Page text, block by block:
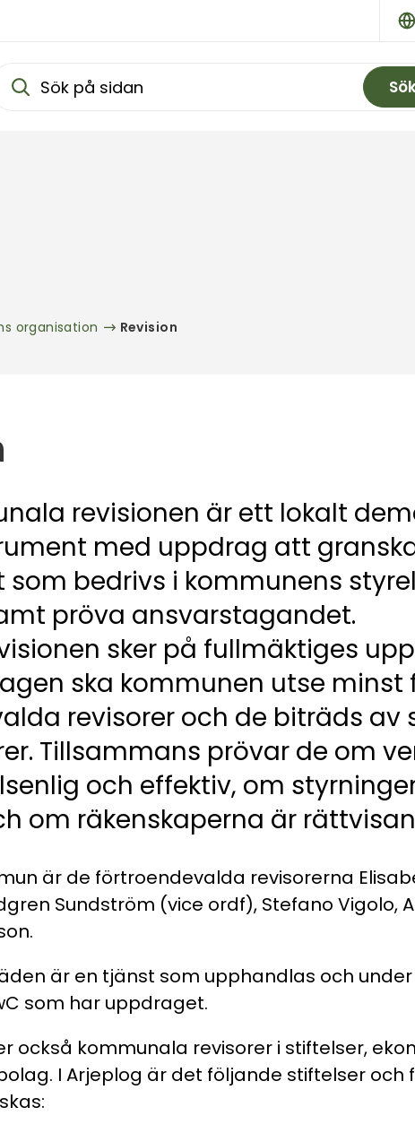
organisation Revision
revisionen är ett lokalt
med uppdrag att
som bedrivs i kommunens
pröva ansvarstagandet.
sker på fullmäktiges
ska kommunen utse minst
revisorer och de biträds av
Tillsammans prövar de om
och effektiv, om
om räkenskaperna är
är de förtroendevalda revisorerna
Sundström (vice ordf), Stefano Vigolo,
är en tjänst som upphandlas och
som har uppdraget.
också kommunala revisorer i stiftelser,
I Arjeplog är det följande stiftelser och